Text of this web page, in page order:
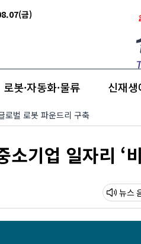
금)
로봇·자동화·물류 신재생
로벌 로봇 파운드리 구축
기업 일자리 ‘
뉴스